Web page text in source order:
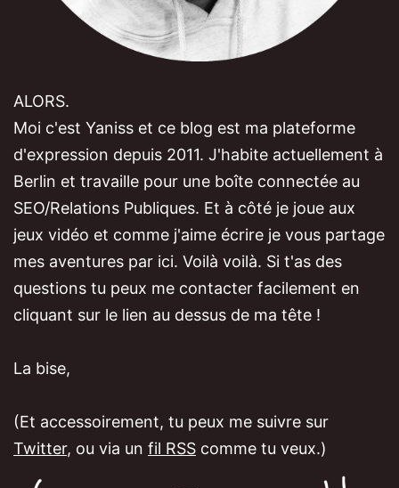
ALORS.
Moi c'est Yaniss et ce blog est ma plateforme
d'expression depuis 2011. J'habite actuellement à
Berlin et travaille pour une boîte connectée au
SEO/Relations Publiques. Et à côté je joue aux
jeux vidéo et comme j'aime écrire je vous partage
mes aventures par ici. Voilà voilà. Si t'as des
questions tu peux me contacter facilement en
cliquant sur le lien au dessus de ma tête !
La bise,
(Et accessoirement, tu peux me suivre sur
Twitter, ou via un fil RSS comme tu veux.)